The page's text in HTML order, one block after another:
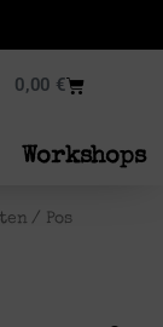
0,00 €
Workshops
/ Pos